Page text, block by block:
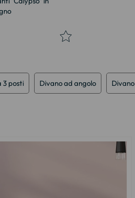
3 posti Divano ad angolo